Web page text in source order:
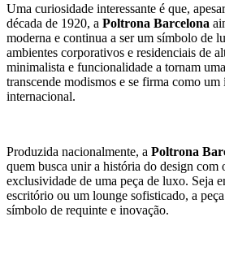
Uma curiosidade interessante é que,
década de 1920, a Poltrona Barcelona
moderna e continua a ser um símbolo de
ambientes corporativos e residenciais de
minimalista e funcionalidade a tornam
transcende modismos e se firma como um
internacional.
Produzida nacionalmente, a Poltrona
quem busca unir a história do design com
exclusividade de uma peça de luxo. Seja
escritório ou um lounge sofisticado, a
símbolo de requinte e inovação.